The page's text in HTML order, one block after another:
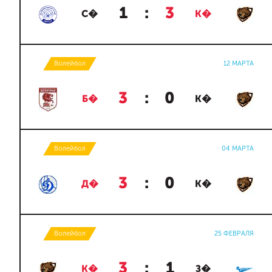
С� 1 : 3 К�
Волейбол 12 МАРТА
Б� 3 : 0 К�
Волейбол 04 МАРТА
Д� 3 : 0 К�
Волейбол 25 ФЕВРАЛЯ
К� 3 : 1 З�